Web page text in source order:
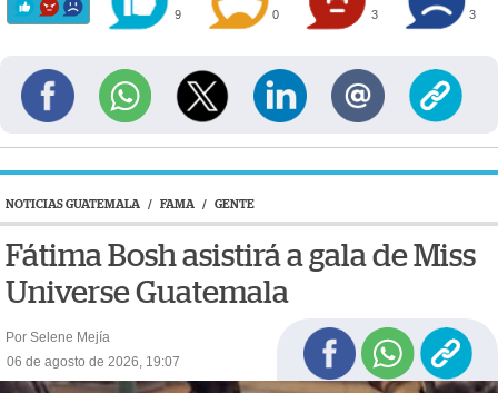
9 0 3 3
NOTICIAS GUATEMALA / FAMA / GENTE
Fátima Bosh asistirá a gala de Miss
Universe Guatemala
Por Selene Mejía
06 de agosto de 2026, 19:07